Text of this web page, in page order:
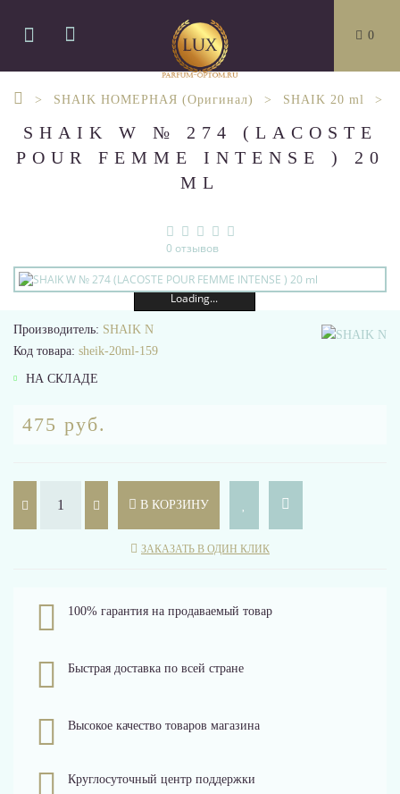
0
SHAIK НОМЕРНАЯ (Оригинал) SHAIK 20 ml
SHAIK W № 274 (LACOSTE
POUR FEMME INTENSE ) 20
ML
0 отзывов
Loading...
Производитель: SHAIK N
Код товара: sheik-20ml-159
НА СКЛАДЕ
475 руб.
В КОРЗИНУ
ЗАКАЗАТЬ В ОДИН КЛИК
100% гарантия на продаваемый товар
Быстрая доставка по всей стране
Высокое качество товаров магазина
Круглосуточный центр поддержки